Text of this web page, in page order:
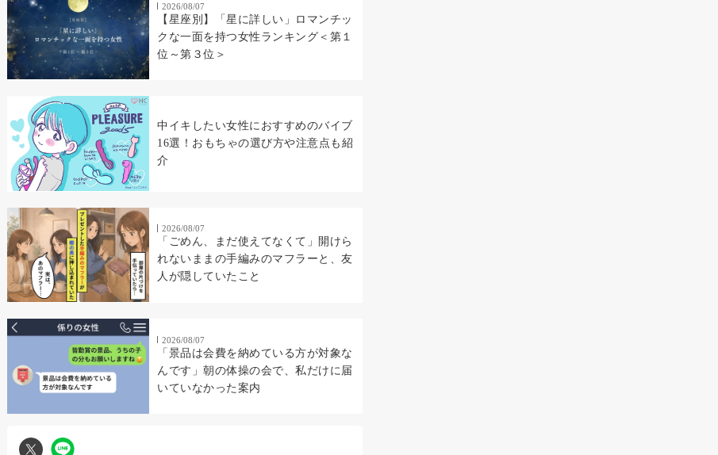
2026/08/07
【星座別】「星に詳しい」ロマンチッ
クな一面を持つ女性ランキング＜第１
位～第３位＞
中イキしたい女性におすすめのバイブ
16選！おもちゃの選び方や注意点も紹
介
2026/08/07
「ごめん、まだ使えてなくて」開けら
れないままの手編みのマフラーと、友
人が隠していたこと
2026/08/07
「景品は会費を納めている方が対象な
んです」朝の体操の会で、私だけに届
いていなかった案内